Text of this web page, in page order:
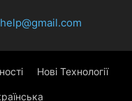
Нові Технології